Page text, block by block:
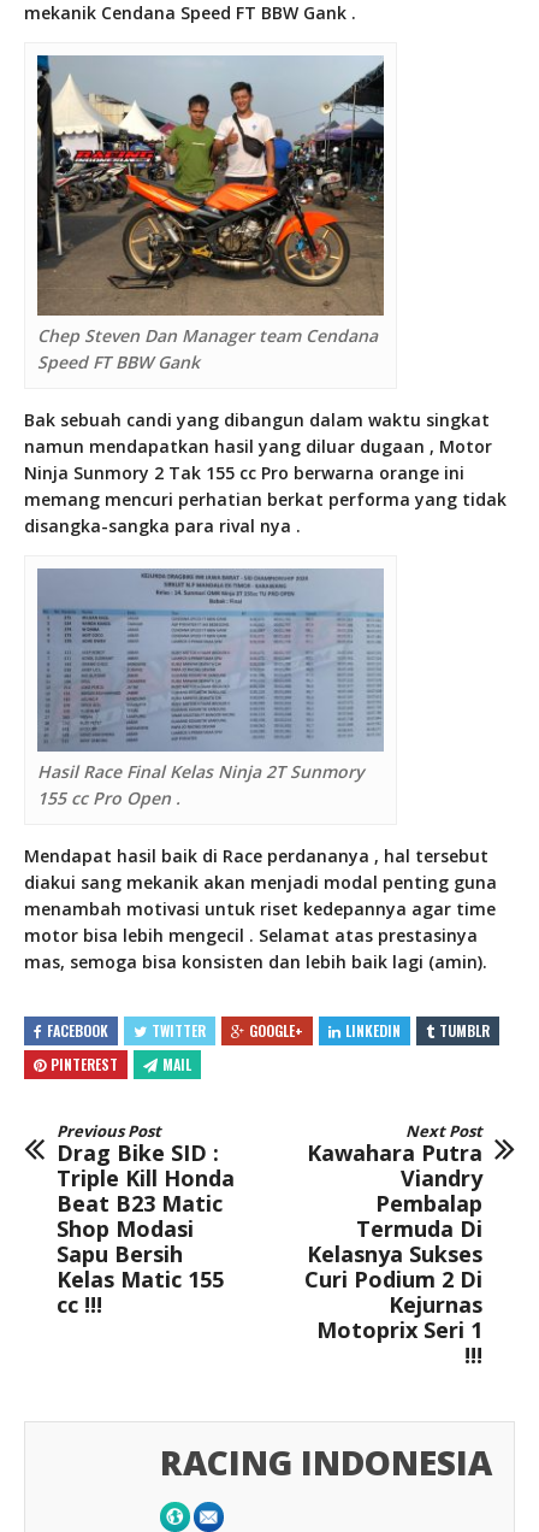
mekanik Cendana Speed FT BBW Gank .
Chep Steven Dan Manager team Cendana
Speed FT BBW Gank
Bak sebuah candi yang dibangun dalam waktu singkat
namun mendapatkan hasil yang diluar dugaan , Motor
Ninja Sunmory 2 Tak 155 cc Pro berwarna orange ini
memang mencuri perhatian berkat performa yang tidak
disangka-sangka para rival nya .
Hasil Race Final Kelas Ninja 2T Sunmory
155 cc Pro Open .
Mendapat hasil baik di Race perdananya , hal tersebut
diakui sang mekanik akan menjadi modal penting guna
menambah motivasi untuk riset kedepannya agar time
motor bisa lebih mengecil . Selamat atas prestasinya
mas, semoga bisa konsisten dan lebih baik lagi (amin).
FACEBOOK TWITTER GOOGLE+ LINKEDIN
TUMBLR
PINTEREST
MAIL
Previous Post
Drag Bike SID :
Triple Kill Honda
Beat B23 Matic
Shop Modasi
Sapu Bersih
Kelas Matic 155
cc !!!
Next Post
Kawahara Putra
Viandry
Pembalap
Termuda Di
Kelasnya Sukses
Curi Podium 2 Di
Kejurnas
Motoprix Seri 1
!!!
RACING INDONESIA